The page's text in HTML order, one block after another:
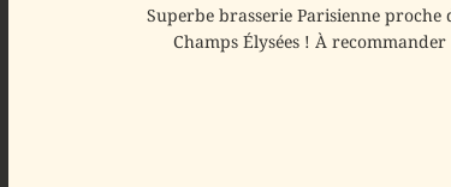
Superbe brasserie Parisienne proche
Champs Élysées ! À recommander